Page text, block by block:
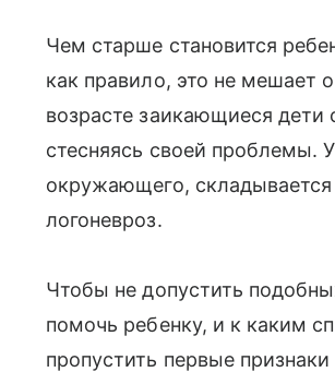
Чем старше становится
как правило, это не мешает
возрасте заикающиеся
стесняясь своей проблемы.
окружающего, складывается
логоневроз.
Чтобы не допустить
помочь ребенку, и к каким
пропустить первые признаки